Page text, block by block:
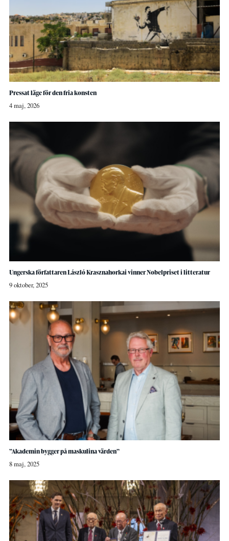
Pressat läge för den fria konsten
4 maj, 2026
Ungerska författaren László Krasznahorkai vinner Nobelpriset i litteratur
9 oktober, 2025
”Akademin bygger på maskulina värden”
8 maj, 2025